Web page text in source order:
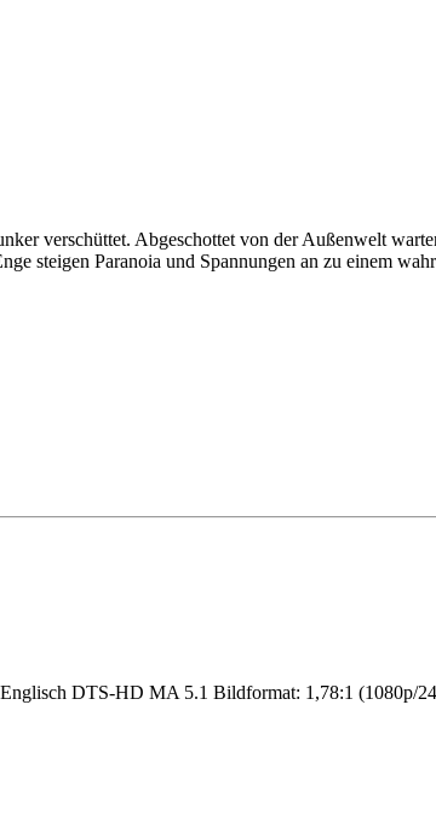
verschüttet. Abgeschottet von der Außenwelt
steigen Paranoia und Spannungen an zu einem
DTS-HD MA 5.1 Bildformat: 1,78:1 (1080p/